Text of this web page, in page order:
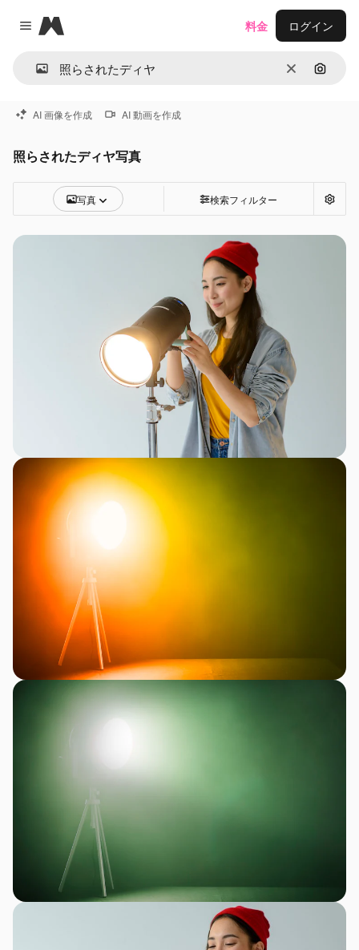
Close menu
Magnific
消去 画像で
料金 ログイン
AI 画像を作成 AI 動画を作成
照らされたディヤ写真
写真 検索フィルター